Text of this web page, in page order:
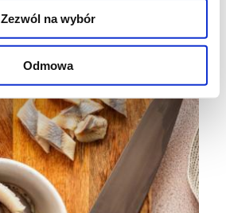
Zezwól na wybór
Odmowa